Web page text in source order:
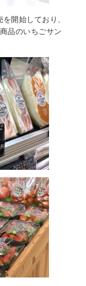
開始しており、
品のいちごサン